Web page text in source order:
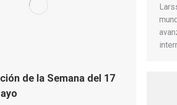
de la Semana del 17